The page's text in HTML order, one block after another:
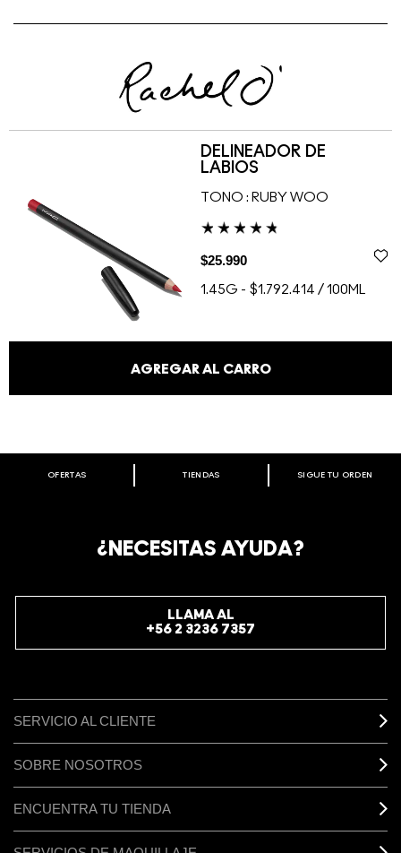
DELINEADOR DE
LABIOS
TONO : RUBY WOO
$25.990
1.45G - $1.792.414 / 100ML
AGREGAR AL CARRO
BIENVENIDO A M·A·C COSMETICS
REGÍSTRATE AHORA PARA RECIBIR INFORMACIÓN
OFERTAS TIENDAS SIGUE TU ORDEN
¿NECESITAS AYUDA?
LLAMA AL
+56 2 3236 7357
SERVICIO AL CLIENTE
SOBRE NOSOTROS
ENCUENTRA TU TIENDA